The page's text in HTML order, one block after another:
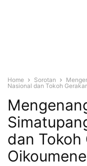
Home Sorotan
Nasional dan Tokoh
dan Tokoh
Oikoumene